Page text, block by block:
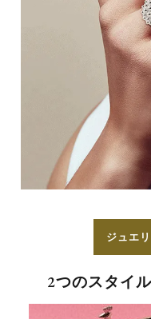
ジュエ
2つのスタイ